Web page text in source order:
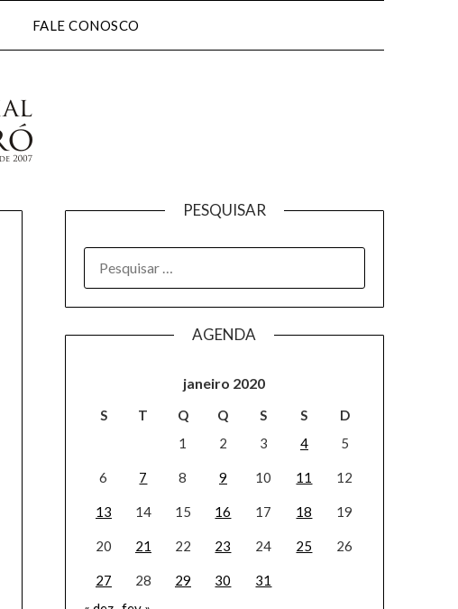
FALE CONOSCO
PESQUISAR
AGENDA
janeiro 2020
S T Q Q S S
D
1
2 3 4 5
6 7 8 9 10 11 12
13 14 15 16 17 18 19
20 21 22 23 24 25 26
27 28 29 30
31